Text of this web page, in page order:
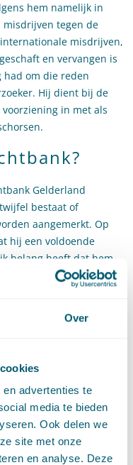
Over
advertenties te
media te bieden
Ook delen we
site met onze
en analyse. Deze
hem namelijk in
tegen de
misdrijven,
en vervangen is
had om die reden
Hij dient bij de
in met als
Gelderland
bestaat of
aangemerkt. Op
hij een voldoende
belang heeft dat hem
anderen die menen dat
de
1:8 van de APV alleen
orde, de
of de bescherming
is onvoldoende
de